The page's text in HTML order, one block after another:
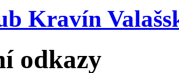
Kravín
odkazy